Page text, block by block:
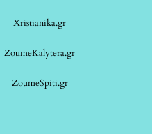
Xristianika.gr
ZoumeKalytera.gr
ZoumeSpiti.gr